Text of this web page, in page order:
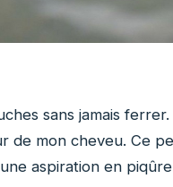
sans jamais
de mon cheveu. Ce
aspiration en